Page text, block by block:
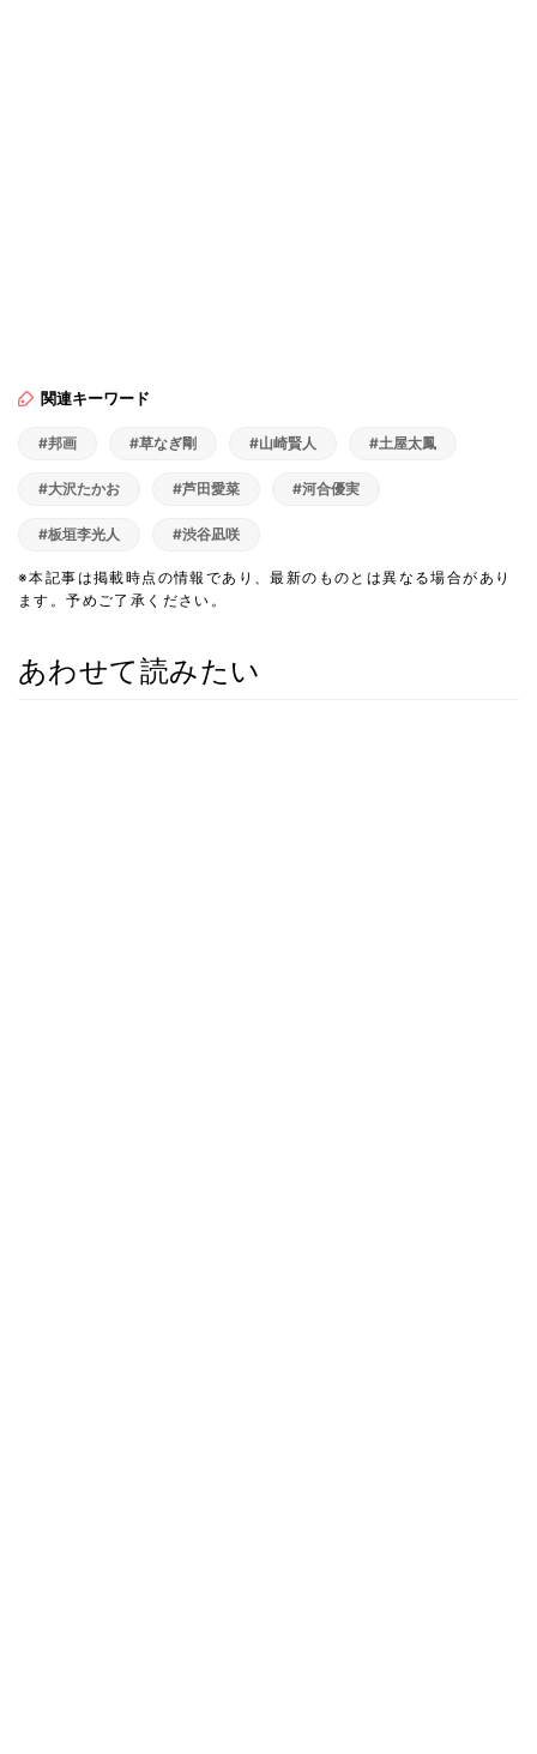
関連キーワード
#邦画 #草なぎ剛 #山崎賢人 #土屋太鳳
#大沢たかお #芦田愛菜 #河合優実
#板垣李光人 #渋谷凪咲
※本記事は掲載時点の情報であり、最新のものとは異なる場合があり
ます。予めご了承ください。
あわせて読みたい